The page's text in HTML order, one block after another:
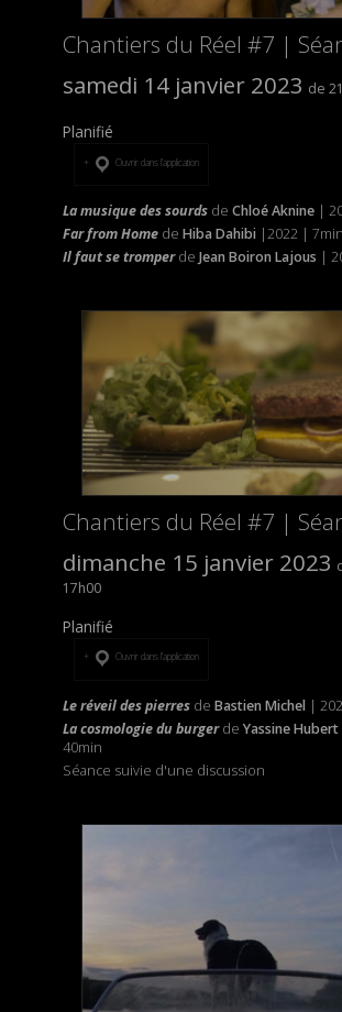
Chantiers du Réel #7 |
samedi 14 janvier 2023
Planifié
Ouvrir dans l’application
La musique des sourdsde Chloé Aknine|
Far from Homede Hiba Dahibi|2022 | 7min
Il faut se tromperde Jean Boiron Lajous |
Chantiers du Réel #7 |
dimanche 15 janvier 2023
17h00
Planifié
Ouvrir dans l’application
Le réveil des pierresde Bastien Michel|
La cosmologie du burgerde Yassine Hubert
40min
Séance suivie d'une discussion